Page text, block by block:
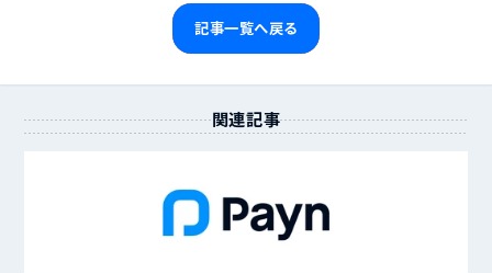
記事一覧へ戻る
関連記事